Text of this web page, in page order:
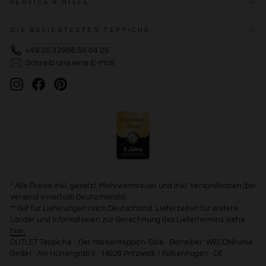
SERVICE & HILFE
DIE BELIEBTESTEN TEPPICHE
+49 (0) 33986 50 04 25
Schreib uns eine E-Mail
InstagramFacebookPinterest
* Alle Preise inkl. gesetzl. Mehrwertsteuer und inkl. Versandkosten (bei
Versand innerhalb Deutschlands).
** Gilt für Lieferungen nach Deutschland. Lieferzeiten für andere
Länder und Informationen zur Berechnung des Liefertermins siehe
hier.
OUTLET Teppiche - Der Markenteppich-Sale · Betreiber: WECONhome
GmbH · Am Hünengrab 5 · 16928 Pritzwalk / Falkenhagen · DE